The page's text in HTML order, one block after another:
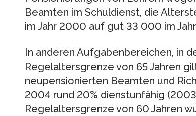
Beamten im Schuldienst, die
im Jahr 2000 auf gut 33 000 im
In anderen Aufgabenbereichen, in
Regelaltersgrenze von 65 Jahren
neupensionierten Beamten und
2004 rund 20% dienstunfähig
Regelaltersgrenze von 60 Jahren